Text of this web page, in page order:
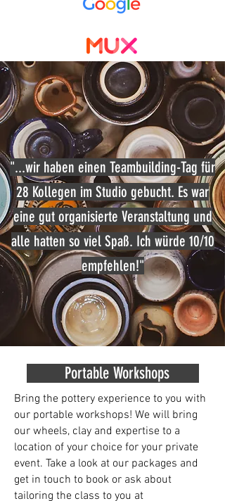
"...wir haben einen Teambuilding-Tag für
28 Kollegen im Studio gebucht. Es war
eine gut organisierte Veranstaltung und
alle hatten so viel Spaß. Ich würde 10/10
empfehlen!"
Portable Workshops
Bring the pottery experience to you with
our portable workshops! We will bring
our wheels, clay and expertise to a
location of your choice for your private
event. Take a look at our packages and
get in touch to book or ask about
tailoring the class to you at